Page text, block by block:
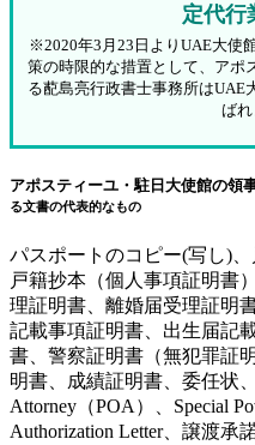
定代行
※2020年3月23日よりUAE大使
策の時限的な措置として、アポ
る蓜島亮行政書士事務所はUAE
ばれ
アポスティーユ・駐日大使館の領
る文書の代表的なもの
パスポートのコピー(写し)
戸籍抄本（個人事項証明書
理証明書、離婚届受理証明
記載事項証明書、出生届記
書、警察証明書（無犯罪証
明書、成績証明書、委任状
Attorney（POA）、Special
Authorization Letter、譲渡